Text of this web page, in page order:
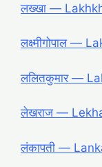
लख्खा ―
लक्ष्मीगोपाल ―
ललितकुमार ―
लेखराज ―
लंकापती ―